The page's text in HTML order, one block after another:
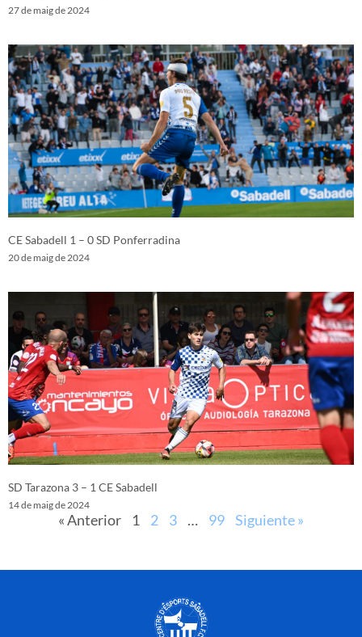
27 de maig de 2024
CE Sabadell 1 – 0 SD Ponferradina
20 de maig de 2024
SD Tarazona 3 – 1 CE Sabadell
14 de maig de 2024
« Anterior 1 2 3 … 99 Siguiente »